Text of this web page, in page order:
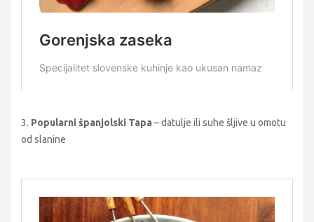
3. Popularni španjolski Tapa – datulje ili suhe šljive u omotu
od slanine